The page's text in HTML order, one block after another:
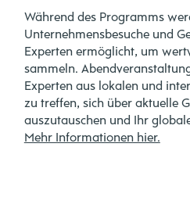
Während des Programms
Unternehmensbesuche und
Experten ermöglicht, um
sammeln.
Experten aus lokalen und
zu treffen, sich über aktuelle
auszutauschen und Ihr
Mehr Informationen hier.